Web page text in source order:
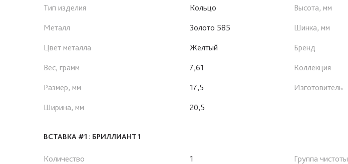
Тип изделия
Кольцо
Металл
Золото 585
Цвет металла
Желтый
Вес, грамм
7,61
Размер, мм
17,5
Ширина, мм
20,5
Высота, мм
Шинка, мм
Бренд
Коллекция
Изготовитель
ВСТАВКА #1 : БРИЛЛИАНТ 1
Количество
1
Группа чистоты